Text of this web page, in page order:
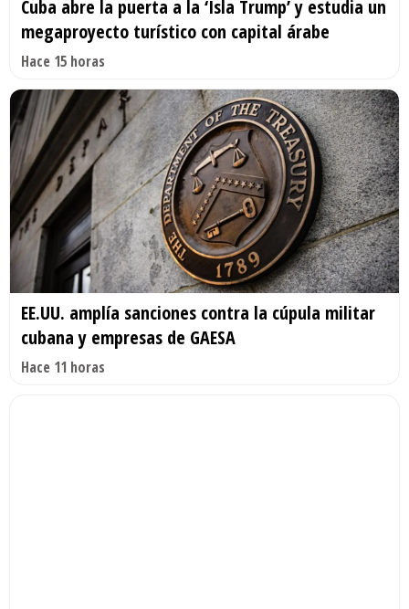
Cuba abre la puerta a la ‘Isla Trump’ y estudia un
megaproyecto turístico con capital árabe
Hace 15 horas
EE.UU. amplía sanciones contra la cúpula militar
cubana y empresas de GAESA
Hace 11 horas